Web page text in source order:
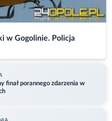
w Gogolinie. Policja
finał porannego zdarzenia w